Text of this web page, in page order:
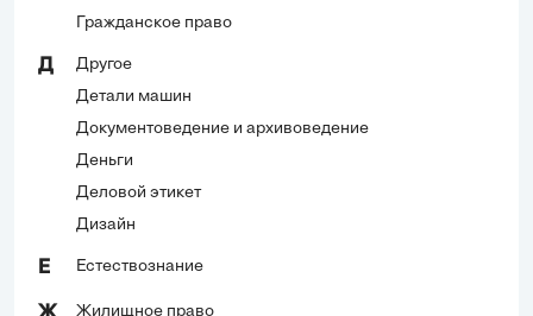
Гражданское право
Д
Другое
Детали машин
Документоведение и архивоведение
Деньги
Деловой этикет
Дизайн
Е Естествознание
Жилищное право